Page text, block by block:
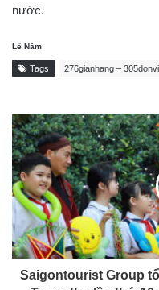
nước.
Lê Năm
Tags 276gianhang –
Saigontourist Group